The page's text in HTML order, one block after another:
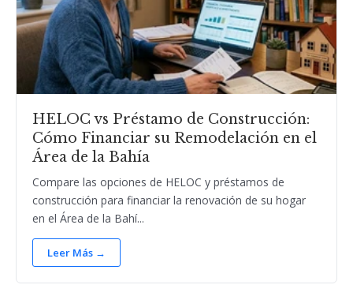
HELOC vs Préstamo de Construcción:
Cómo Financiar su Remodelación en el
Área de la Bahía
Compare las opciones de HELOC y préstamos de
construcción para financiar la renovación de su hogar
en el Área de la Bahí...
Leer Más →